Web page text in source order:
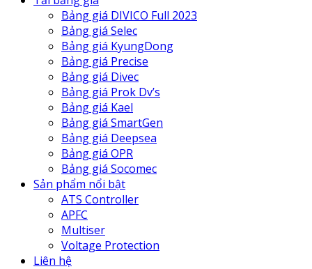
Bảng giá DIVICO Full 2023
Bảng giá Selec
Bảng giá KyungDong
Bảng giá Precise
Bảng giá Divec
Bảng giá Prok Dv’s
Bảng giá Kael
Bảng giá SmartGen
Bảng giá Deepsea
Bảng giá OPR
Bảng giá Socomec
Sản phẩm nổi bật
ATS Controller
APFC
Multiser
Voltage Protection
Liên hệ